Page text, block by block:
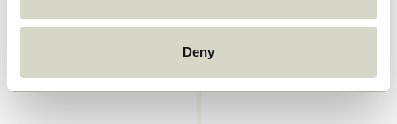
Deny